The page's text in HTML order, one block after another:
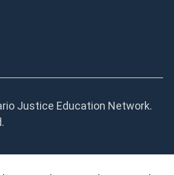
Justice Education Network.